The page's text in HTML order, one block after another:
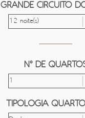
GRANDE CIRCUITO
Nº DE
TIPOLOGIA